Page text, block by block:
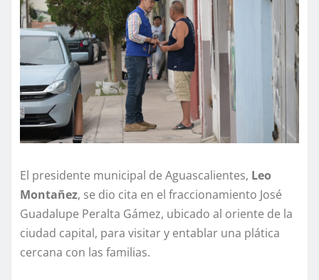
El presidente municipal de Aguascalientes, Leo
Montañez, se dio cita en el fraccionamiento José
Guadalupe Peralta Gámez, ubicado al oriente de la
ciudad capital, para visitar y entablar una plática
cercana con las familias.